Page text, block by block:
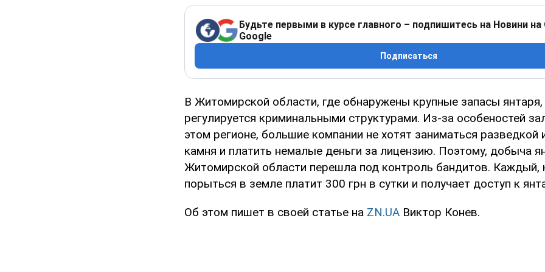
Будьте первыми в курсе главного – подпишитесь на Новини на
Google
Подписаться
В Житомирской области, где обнаружены крупные запасы
регулируется криминальными структурами. Из-за особеностей
этом регионе, большие компании не хотят заниматься разведкой
камня и платить немалые деньги за лицензию. Поэтому, добыча
Житомирской области перешла под контроль бандитов. Каждый,
порыться в земле платит 300 грн в сутки и получает доступ к
Об этом пишет в своей статье на ZN.UA Виктор Конев.